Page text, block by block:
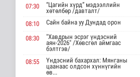
Үндэсний спортын
зуны VIII наадам
Cпорт
16 цаг 47 минутын өмнө
импорт тасралтгүй
хийгдэж байна
07:30
“Цагийн хүрд” мэдээллийн
хөтөлбөр /давталт/
08:10
Сайн байна уу Дундад орон
08:30
"Хавдрын эсрэг үндэсний
аян-2026" /Хөвсгөл аймгаас
бэлтгэв/
08:55
Үндэсний бахархал: Мянганы
цаанаас олдсон хүннүгийн
өв...